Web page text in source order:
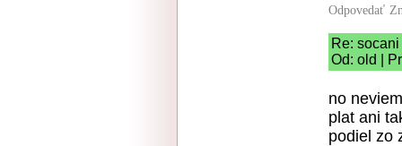
Odpovedať
Re:
Od: old |
no
plat ani
podiel zo